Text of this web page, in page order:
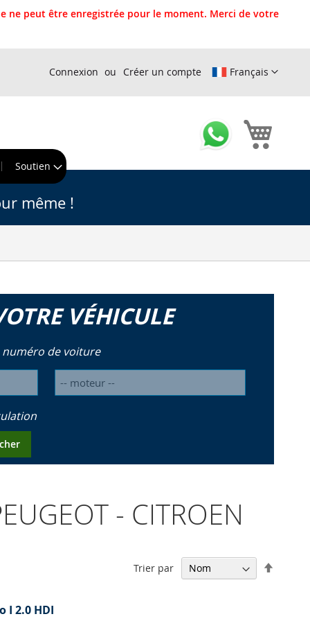
ne peut être enregistrée pour le moment. Merci de votre
Français
Connexion Créer un compte
Soutien
même !
VÉHICULE
numéro de voiture
- CITROEN
Trier par
I 2.0 HDI